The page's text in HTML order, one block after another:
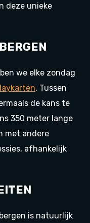
deze unieke
we elke zondag
. Tussen
de kans te
350 meter lange
met andere
afhankelijk
is natuurlijk